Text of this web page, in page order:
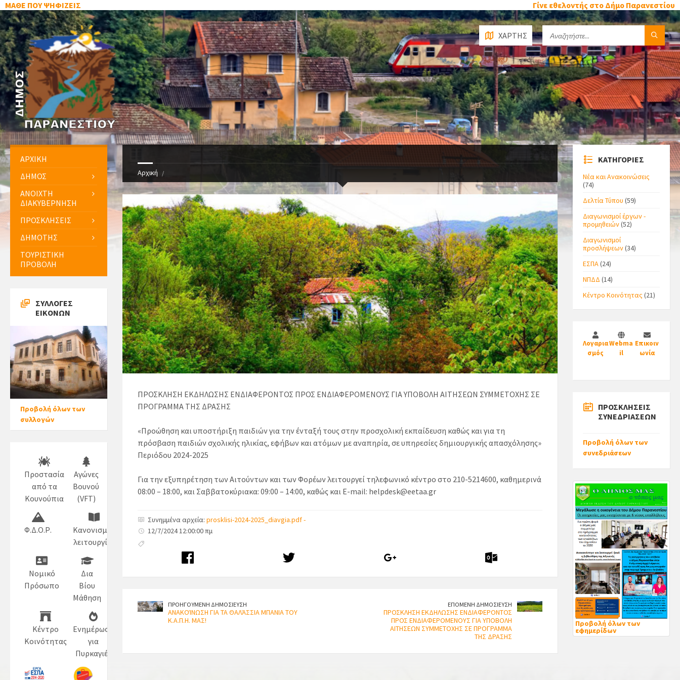
ΜΑΘΕ ΠΟΥ ΨΗΦΙΖΕΙΣ Γίνε εθελοντής στο Δήμο Παρανεστίου
ΧΑΡΤΗΣ
Αρχική
ΠΡΟΣΚΛΗΣΗ ΕΚΔΗΛΩΣΗΣ ΕΝΔΙΑΦΕΡΟΝΤΟΣ ΠΡΟΣ ΕΝΔΙΑΦΕΡΟΜΕΝΟΥΣ ΓΙΑ ΥΠΟΒΟΛΗ ΑΙΤΗΣΕΩΝ ΣΥΜΜΕΤΟΧΗΣ ΣΕ
ΠΡΟΓΡΑΜΜΑ ΤΗΣ ΔΡΑΣΗΣ
«Προώθηση και υποστήριξη παιδιών για την ένταξή τους στην προσχολική εκπαίδευση καθώς και για τη
πρόσβαση παιδιών σχολικής ηλικίας, εφήβων και ατόμων με αναπηρία, σε υπηρεσίες δημιουργικής απασχόλησης»
Περιόδου 2024-2025
Για την εξυπηρέτηση των Αιτούντων και των Φορέων λειτουργεί τηλεφωνικό κέντρο στο 210-5214600, καθημερινά
08:00 – 18:00, και Σαββατοκύριακα: 09:00 – 14:00, καθώς και E-mail: helpdesk@eetaa.gr
Συνημμένα αρχεία: prosklisi-2024-2025_diavgia.pdf -
12/7/2024 12:00:00 πμ
ΠΡΟΗΓΟΥΜΕΝΗ ΔΗΜΟΣΙΕΥΣΗ
ΑΝΑΚΟΊΝΩΣΗ ΓΙΑ ΤΑ ΘΑΛΆΣΣΙΑ ΜΠΑΝΙΑ ΤΟΥ
Κ.Α.Π.Η. ΜΑΣ!
ΕΠΟΜΕΝΗ ΔΗΜΟΣΙΕΥΣΗ
ΠΡΟΣΚΛΗΣΗ ΕΚΔΗΛΩΣΗΣ ΕΝΔΙΑΦΕΡΟΝΤΟΣ
ΠΡΟΣ ΕΝΔΙΑΦΕΡΟΜΕΝΟΥΣ ΓΙΑ ΥΠΟΒΟΛΗ
ΑΙΤΗΣΕΩΝ ΣΥΜΜΕΤΟΧΗΣ ΣΕ ΠΡΟΓΡΑΜΜΑ
ΤΗΣ ΔΡΑΣΗΣ
ΑΡΧΙΚΗ
ΔΗΜΟΣ
ΑΝΟΙΧΤΗ
ΔΙΑΚΥΒΕΡΝΗΣΗ
ΠΡΟΣΚΛΗΣΕΙΣ
ΔΗΜΟΤΗΣ
ΤΟΥΡΙΣΤΙΚΗ
ΠΡΟΒΟΛΗ
ΣΥΛΛΟΓΕΣ
ΕΙΚΟΝΩΝ
Προβολή όλων των
συλλογών
Προστασία
από τα
Κουνούπια
Αγώνες
Βουνού
(VFT)
Φ.Δ.Ο.Ρ.
Κανονισμός
λειτουργίας
Νομικό
Πρόσωπο
Δια
Βίου
Μάθηση
Κέντρο
Κοινότητας
Ενημέρωση
για
Πυρκαγιές
ΚΑΤΗΓΟΡΙΕΣ
Νέα και Ανακοινώσεις
(74)
Δελτία Τύπου (59)
Διαγωνισμοί έργων -
προμηθειών(52)
Διαγωνισμοί
προσλήψεων(34)
ΕΣΠΑ(24)
ΝΠΔΔ (14)
Κέντρο Κοινότητας(21)
Λογαρια
σμός
Webma
il
Επικοιν
ωνία
ΠΡΟΣΚΛΗΣΕΙΣ
ΣΥΝΕΔΡΙΑΣΕΩΝ
Προβολή όλων των
συνεδριάσεων
Προβολή όλων των
εφημερίδων